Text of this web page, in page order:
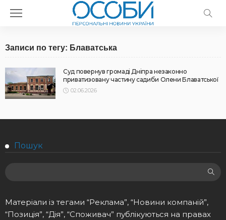
Записи по тегу: Блаватська
Суд повернув громаді Дніпра незаконно
приватизовану частину садиби Олени Блаватської
02.06.2026
Пошук
Матеріали із тегами “Реклама”, “Новини компаній”,
“Позиція”, “Дія”, “Споживач” публікуються на правах